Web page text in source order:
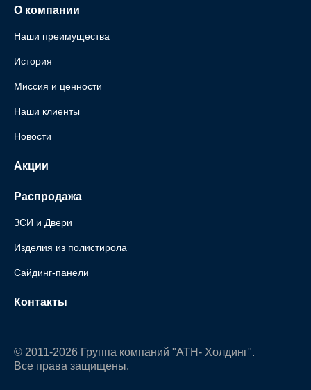
О компании
Наши преимущества
История
Миссия и ценности
Наши клиенты
Новости
Акции
Распродажа
ЗСИ и Двери
Изделия из полистирола
Сайдинг-панели
Контакты
© 2011-2026 Группа компаний "АТН- Холдинг".
Все права защищены.